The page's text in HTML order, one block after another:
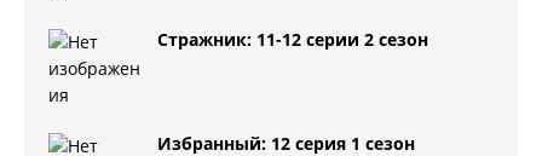
Стражник: 11-12 серии 2 сезон
Избранный: 12 серия 1 сезон